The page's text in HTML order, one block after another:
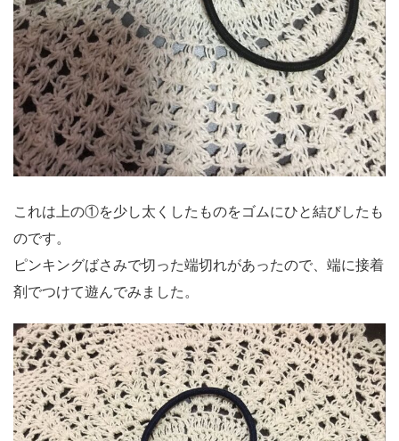
これは上の①を少し太くしたものをゴムにひと結びしたも
のです。
ピンキングばさみで切った端切れがあったので、端に接着
剤でつけて遊んでみました。